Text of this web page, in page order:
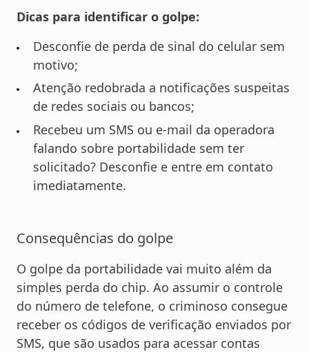
Dicas para identificar o golpe:
Desconfie de perda de sinal do celular sem
motivo;
Atenção redobrada a notificações suspeitas
de redes sociais ou bancos;
Recebeu um SMS ou e-mail da operadora
falando sobre portabilidade sem ter
solicitado? Desconfie e entre em contato
imediatamente.
Consequências do golpe
O golpe da portabilidade vai muito além da
simples perda do chip. Ao assumir o controle
do número de telefone, o criminoso consegue
receber os códigos de verificação enviados por
SMS, que são usados para acessar contas